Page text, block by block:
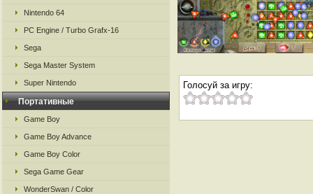
Nintendo 64
PC Engine / Turbo Grafx-16
Sega
Sega Master System
Super Nintendo
Портативные
Game Boy
Game Boy Advance
Game Boy Color
Sega Game Gear
WonderSwan / Color
Голосуй за игру: